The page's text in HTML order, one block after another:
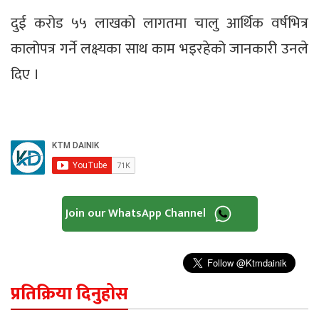
दुई करोड ५५ लाखको लागतमा चालु आर्थिक वर्षभित्र
कालोपत्र गर्ने लक्ष्यका साथ काम भइरहेको जानकारी उनले
दिए ।
Join our WhatsApp Channel
प्रतिक्रिया दिनुहोस